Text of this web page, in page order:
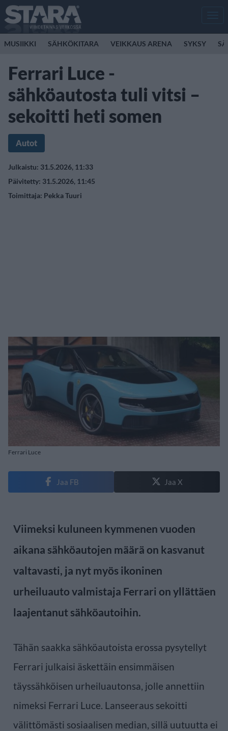
MUSIIKKI SÄHKÖKITARA VEIKKAUS ARENA SYKSY
Ferrari Luce -
sähköautosta tuli vitsi –
sekoitti heti somen
Autot
Julkaistu: 31.5.2026, 11:33
Päivitetty: 31.5.2026, 11:45
Toimittaja: Pekka Tuuri
Ferrari Luce
Jaa FB Jaa X
Viimeksi kuluneen kymmenen vuoden
aikana sähköautojen määrä on kasvanut
valtavasti, ja nyt myös ikoninen
urheiluauto valmistaja Ferrari on yllättäen
laajentanut sähköautoihin.
Tähän saakka sähköautoista erossa pysytellyt
Ferrari julkaisi äskettäin ensimmäisen
täyssähköisen urheiluautonsa, jolle annettiin
nimeksi Ferrari Luce. Lanseeraus sekoitti
välittömästi sosiaalisen median, sillä uutuutta ei